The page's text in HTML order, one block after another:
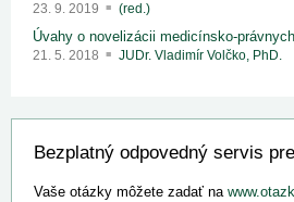
23. 9. 2019 (red.)
Úvahy o novelizácii medicínsko-
21. 5. 2018 JUDr. Vladimír Volčko, PhD.
Bezplatný odpovedný servis
Vaše otázky môžete zadať na